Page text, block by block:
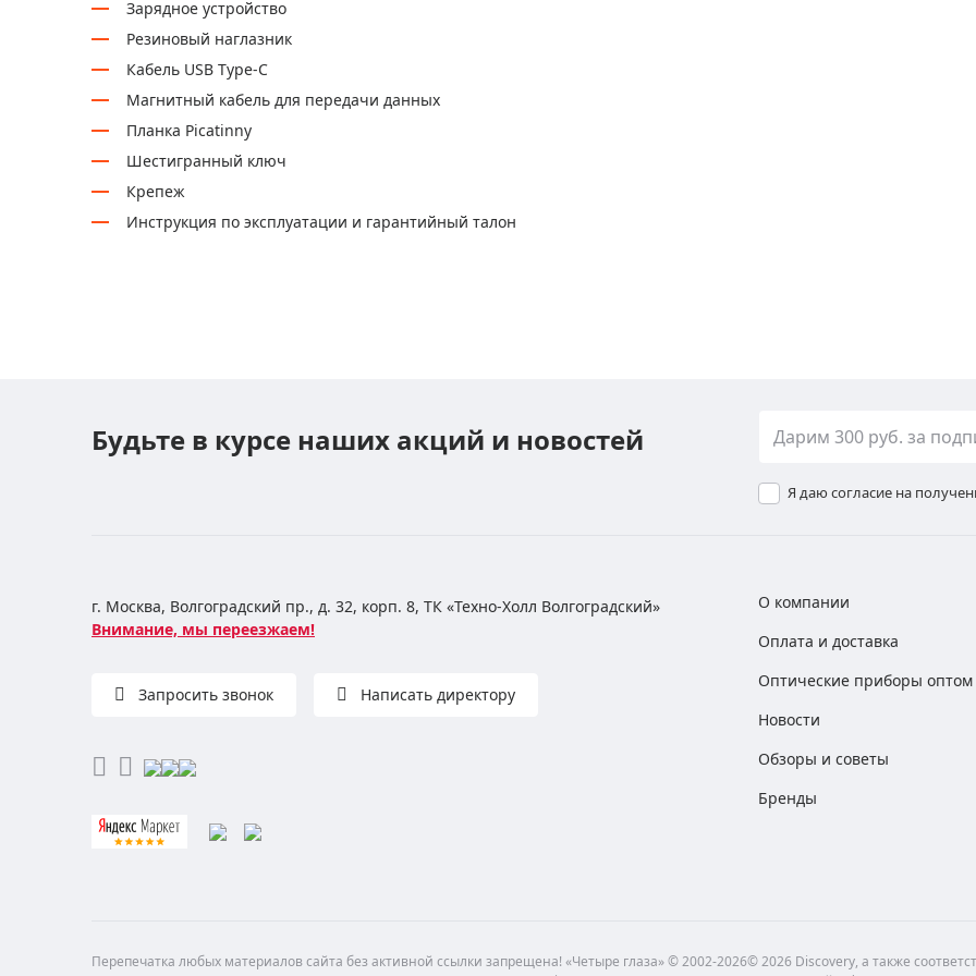
Зарядное устройство
Резиновый наглазник
Кабель USB Type-C
Магнитный кабель для передачи данных
Планка Picatinny
Шестигранный ключ
Крепеж
Инструкция по эксплуатации и гарантийный талон
Будьте в курсе наших акций и новостей
Я даю согласие на
г. Москва, Волгоградский пр., д. 32, корп. 8, ТК «Техно-Холл Волгоградский»
Внимание, мы переезжаем!
Запросить звонок Написать директору
О компании
Оплата и доставка
Оптические приборы оптом
Новости
Обзоры и советы
Бренды
Перепечатка любых материалов сайта без активной ссылки запрещена! «Четыре глаза» © 2002-2026© 2026 Discovery, а также